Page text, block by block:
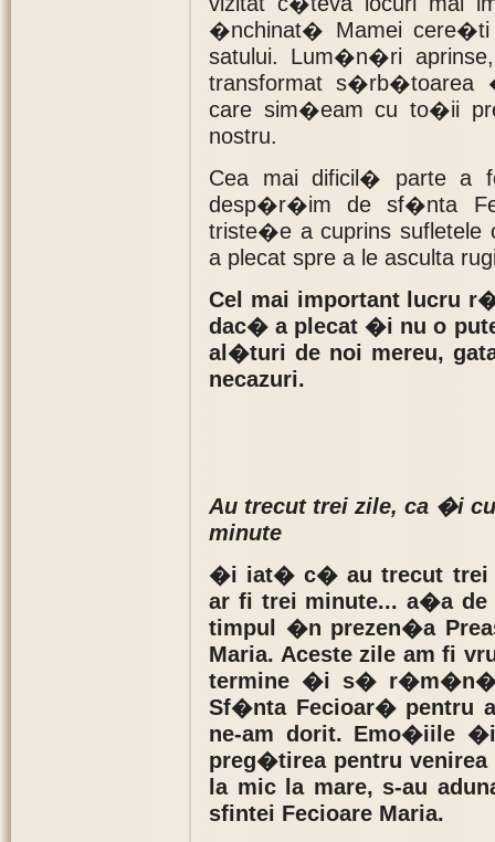
�nchinat� Mamei
satului. Lum�n�ri
transformat
care sim�eam cu to�ii
nostru.
Cea mai dificil� parte a
desp�r�im de sf�nta
triste�e a cuprins sufletele
a plecat spre a le asculta
Cel mai important lucru
dac� a plecat �i nu o
al�turi de noi mereu,
necazuri.
Au trecut trei zile, ca �i
minute
�i iat� c� au trecut trei
ar fi trei minute... a�a de
timpul �n prezen�a
Maria. Aceste zile am fi
termine �i s� r�m�n�
Sf�nta Fecioar� pentru
ne-am dorit. Emo�iile
preg�tirea pentru
la mic la mare, s-au
sfintei Fecioare Maria.